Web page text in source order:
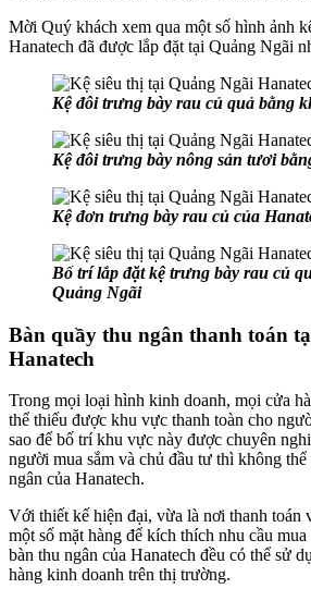
Mời Quý khách xem qua một số hình ảnh
Hanatech đã được lắp đặt tại Quảng Ngãi
Kệ đôi trưng bày rau củ quả bằng
Kệ đôi trưng bày nông sản tươi
Kệ đơn trưng bày rau củ của
Bố trí lắp đặt kệ trưng bày rau củ
Quảng Ngãi
Bàn quầy thu ngân thanh toán
Hanatech
Trong mọi loại hình kinh doanh, mọi cửa
thể thiếu được khu vực thanh toàn cho
sao để bố trí khu vực này được chuyên
người mua sắm và chủ đầu tư thì không
ngân của Hanatech.
Với thiết kế hiện đại, vừa là nơi thanh toán
một số mặt hàng để kích thích nhu cầu
bàn thu ngân của Hanatech đều có thể sử
hàng kinh doanh trên thị trường.